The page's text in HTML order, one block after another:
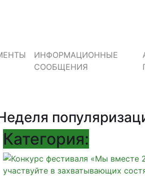
ИНФОРМАЦИОННЫЕ
СООБЩЕНИЯ
Категория: